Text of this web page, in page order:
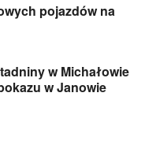
pojazdów na
w Michałowie
w Janowie